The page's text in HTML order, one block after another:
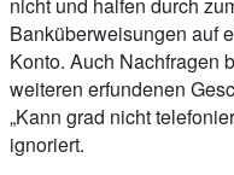
Banküberweisungen auf
Konto. Auch Nachfragen
weiteren erfundenen
„Kann grad nicht
ignoriert.